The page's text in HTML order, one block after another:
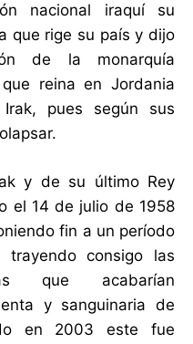
nacional iraquí su
que rige su país y dijo
de la monarquía
reina en Jordania
pues según sus
y de su último Rey
el 14 de julio de 1958
fin a un período
consigo las
que acabarían
y sanguinaria de
en 2003 este fue